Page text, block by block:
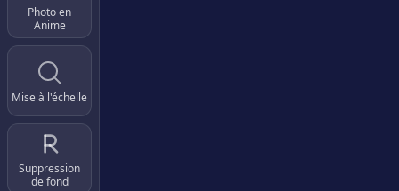
Photo en
Anime
Mise à l'échelle
Suppression
de fond